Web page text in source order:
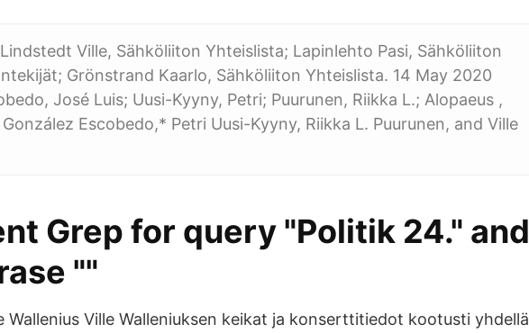
Ville, Sähköliiton Yhteislista; Lapinlehto Pasi, Sähköliiton
Grönstrand Kaarlo, Sähköliiton Yhteislista. 14 May 2020
José Luis; Uusi-Kyyny, Petri; Puurunen, Riikka L.; Alopaeus ,
Escobedo,* Petri Uusi-Kyyny, Riikka L. Puurunen, and Ville
Grep for query "Politik 24." and
""
Wallenius Ville Walleniuksen keikat ja konserttitiedot kootusti yhdellä